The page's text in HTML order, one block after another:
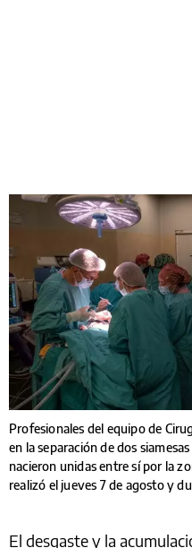
Profesionales del equipo de
en la separación de dos
nacieron unidas entre sí por la
realizó el jueves 7 de agosto y
El desgaste y la